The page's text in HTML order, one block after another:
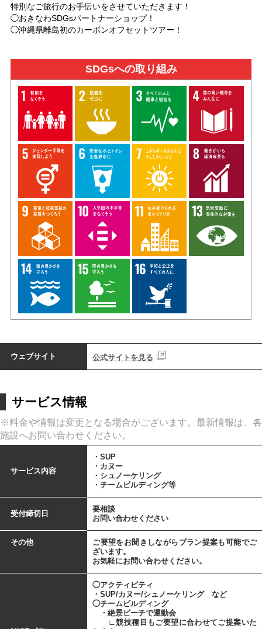
特別なご旅行のお手伝いをさせていただきます！
◯おきなわSDGsパートナーショップ！
◯沖縄県離島初のカーボンオフセットツアー！
SDGsへの取り組み
ウェブサイト 公式サイトを見る
サービス情報
※料金や情報は変更となる場合がございます。最新情報は、各
施設へお問い合わせください。
サービス内容
・SUP
・カヌー
・シュノーケリング
・チームビルディング等
受付締切日
要相談
お問い合わせください
その他
ご要望をお聞きしながらプラン提案も可能でご
ざいます。
お気軽にお問い合わせください。
◯アクティビティ
・SUP/カヌー/シュノーケリング など
◯チームビルディング
・絶景ビーチで運動会
∟競技種目もご要望に合わせてご提案いた